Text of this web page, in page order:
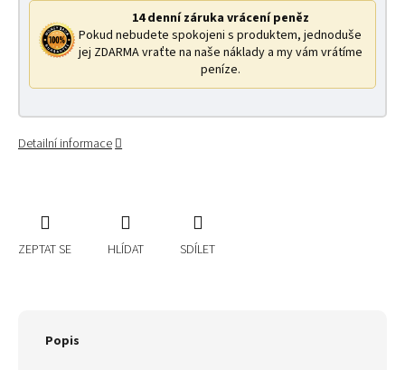
14 denní záruka vrácení peněz
Pokud nebudete spokojeni s produktem, jednoduše
jej ZDARMA vraťte na naše náklady a my vám vrátíme
peníze.
Detailní informace
ZEPTAT SE HLÍDAT SDÍLET
Popis